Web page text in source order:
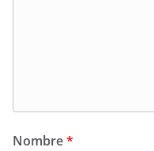
Nombre*